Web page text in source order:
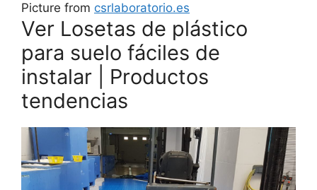
Picture from csrlaboratorio.es
Ver Losetas de plástico
para suelo fáciles de
instalar | Productos
tendencias